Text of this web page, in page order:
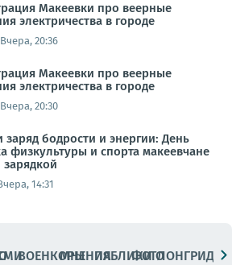
Макеевки про веерные
электричества в городе
Вчера, 20:36
Макеевки про веерные
электричества в городе
Вчера, 20:30
заряд бодрости и энергии: День
физкультуры и спорта макеевчане
14:31
ВОЕНКОРЫМНЕНИЯПАБЛИКИ
ФОТОЛОНГРИДЫ